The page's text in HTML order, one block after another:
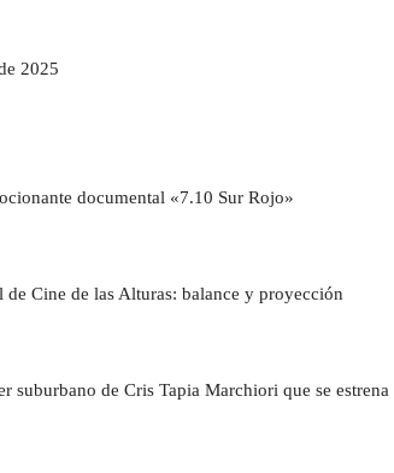
2025
documental «7.10 Sur Rojo»
Cine de las Alturas: balance y proyección
suburbano de Cris Tapia Marchiori que se